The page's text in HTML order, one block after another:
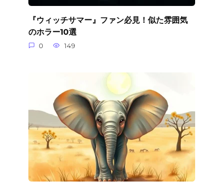
『ウィッチサマー』ファン必見！似た雰囲気
のホラー10選
0 149